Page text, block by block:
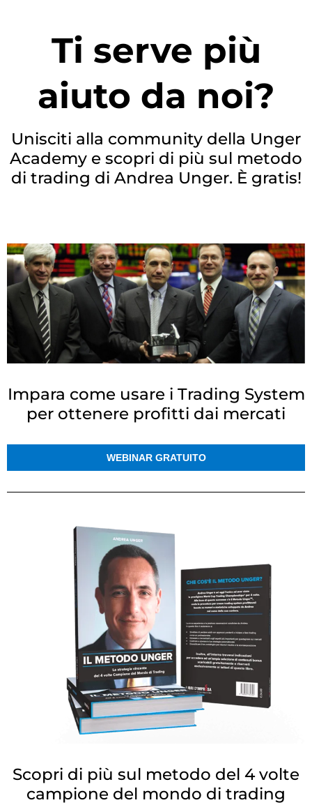
Ti serve più
aiuto da noi?
Unisciti alla community della Unger
Academy e scopri di più sul metodo
di trading di Andrea Unger. È gratis!
Impara come usare i Trading System
per ottenere profitti dai mercati
WEBINAR GRATUITO
Scopri di più sul metodo del 4 volte
campione del mondo di trading